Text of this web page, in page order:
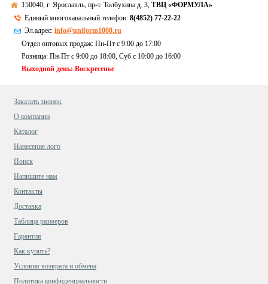
150040, г. Ярославль, пр-т. Толбухина д. 3,ТВЦ «ФОРМУЛА»
Единый многоканальный телефон:8(4852) 77-22-22
Эл.адрес:info@uniform1000.ru
Отдел оптовых продаж: Пн-Пт с 9:00 до 17:00
Розница: Пн-Пт с 9:00 до 18:00, Суб c 10:00 до 16:00
Выходной день: Воскресенье
Заказать звонок
О компании
Каталог
Нанесение лого
Поиск
Напишите нам
Контакты
Доставка
Таблица размеров
Гарантия
Как купить?
Условия возврата и обмена
Политика конфиденциальности